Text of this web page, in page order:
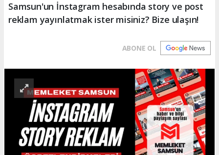
Samsun'un İnstagram hesabında story ve post
reklam yayınlatmak ister misiniz? Bize ulaşın!
ABONE OL